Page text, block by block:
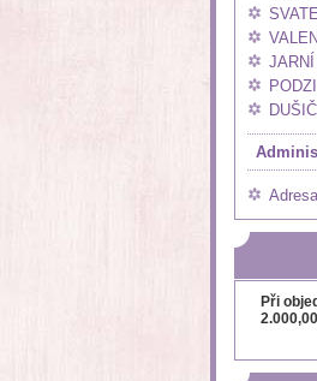
JARNÍ
Adresa
Při